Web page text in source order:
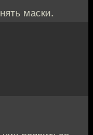
маски.